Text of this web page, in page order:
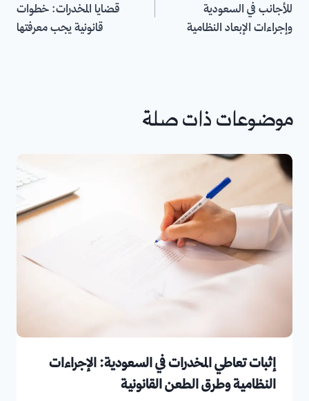
للأجانب في السعودية
وإجراءات الإبعاد النظامية
قضايا المخدرات: خطوات
قانونية يجب معرفتها
موضوعات ذات صلة
إثبات تعاطي المخدرات في السعودية: الإجراءات
النظامية وطرق الطعن القانونية